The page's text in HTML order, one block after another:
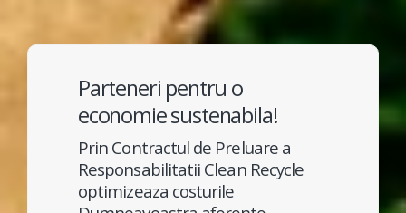
Parteneri pentru o
economie sustenabila!
Prin Contractul de Preluare a
Responsabilitatii Clean Recycle
optimizeaza costurile